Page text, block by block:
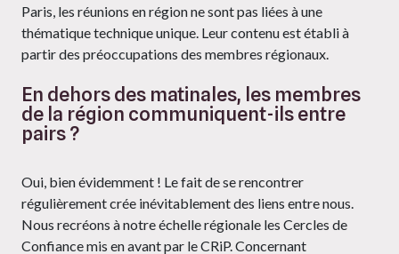
Paris, les réunions en région ne sont pas liées à une
thématique technique unique. Leur contenu est établi à
partir des préoccupations des membres régionaux.
En dehors des matinales, les membres
de la région communiquent-ils entre
pairs ?
Oui, bien évidemment ! Le fait de se rencontrer
régulièrement crée inévitablement des liens entre nous.
Nous recréons à notre échelle régionale les Cercles de
Confiance mis en avant par le CRiP. Concernant